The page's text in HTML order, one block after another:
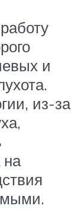
и
из-за
на